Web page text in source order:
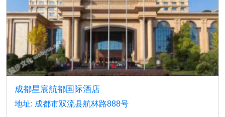
成都星宸航都国际酒店
地址: 成都市双流县航林路888号